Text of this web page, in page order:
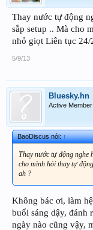
Thay nước tự động
sắp setup .. Mà cho
nhỏ giọt Liên tục 24/
5/9/13
Bluesky.hn
Active Member
BaoDiscus nói:↑
Thay nước tự động nghe
cho mình hỏi thay tự
ah ?
Không bác ơi, làm
buổi sáng dậy, đánh
ngày nào cũng vậy,